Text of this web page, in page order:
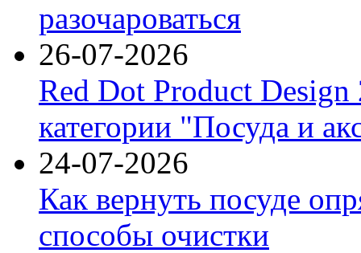
разочароваться
26-07-2026
Red Dot Product Design
категории "Посуда и
24-07-2026
Как вернуть посуде
способы очистки